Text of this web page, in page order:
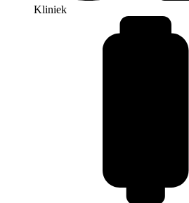
Kliniek